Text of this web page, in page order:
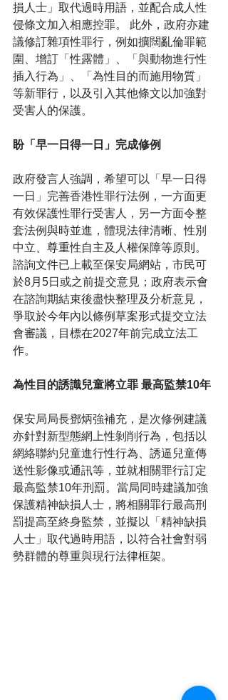
損人士」取代過時用語，並配合成人性
侵條文加入相應控罪。 此外，政府亦建
議修訂雜項性罪行，例如擴闊亂倫罪範
圍、增訂「性露體」、「與動物進行性
插入行為」、「為性目的而施用物質」
等新罪行，以及引入其他條文以加強對
受害人的保護。
盼「早一日得一日」完成修例
政府發言人強調，希望可以「早一日得
一日」完善香港性罪行法例，一方面更
有效保護性罪行受害人，另一方面令整
套法例與時並進，體現法律清晰、性別
中立、尊重性自主及人權保障等原則。
諮詢文件已上載至保安局網站，市民可
於8月5日或之前提交意見；政府表示會
在諮詢期結束後盡快整理及分析意見，
爭取於今年內以條例草案形式提交立法
會審議，目標在2027年前完成立法工
作。
為性目的誘識兒童將立罪 最高監禁10年
保安局局長鄧炳強補充，是次修例建議
亦針對新型態網上性剝削行為，包括以
網絡聯約兒童進行性行為、誘逼兒童傳
送性影像或通訊等，並就相關罪行訂定
最高監禁10年刑罰。當局同時建議加強
保護精神缺損人士，將相關罪行最高刑
罰提高至終身監禁，並擬以「精神缺損
人士」取代過時用語，以符合社會對弱
勢群體的尊重與現行法律框架。